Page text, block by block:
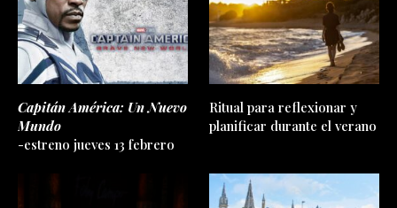
Capitán América: Un Nuevo
Mundo
-estreno jueves 13 febrero
Ritual para reflexionar y
planificar durante el verano